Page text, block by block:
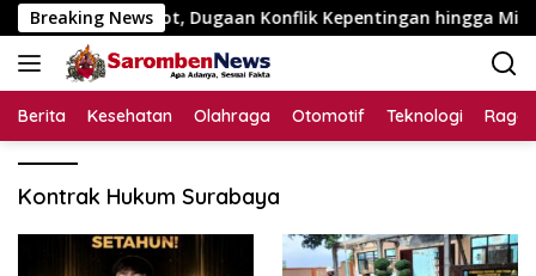
Langsung
ke
konten
Breaking News
Disorot, Dugaan Konflik Kepentingan hingga Misteri
Berita Kesehatan Olahraga Otomotif Teknologi
Kontrak Hukum Surabaya